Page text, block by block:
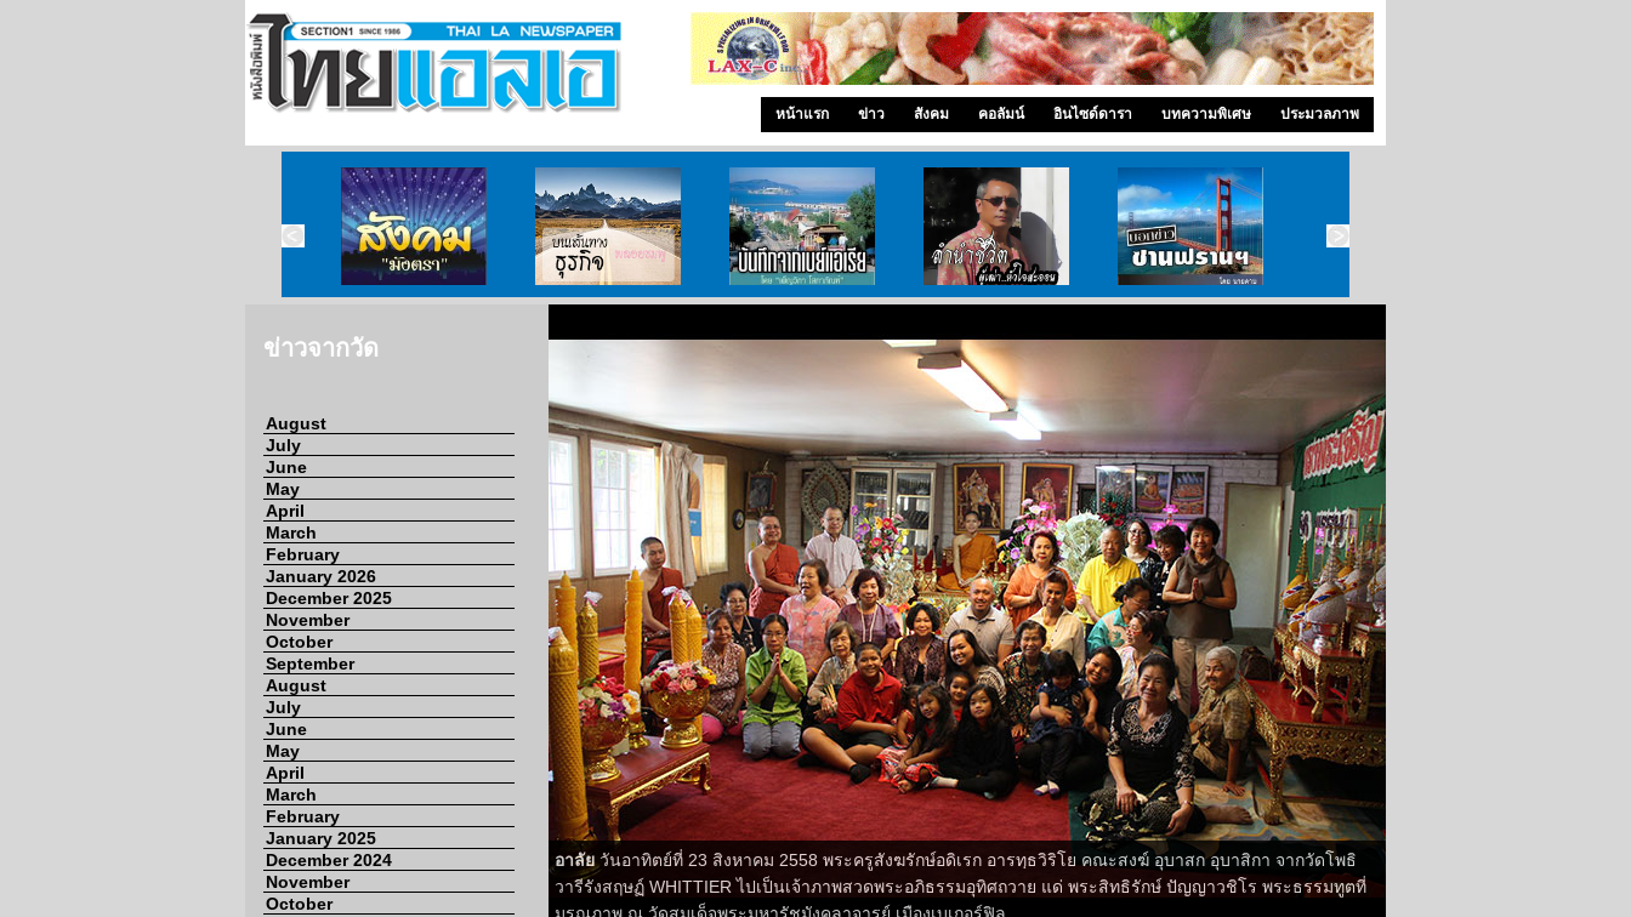
หน้าแรก ข่าว สังคม คอลัมน์ อินไซด์ดารา บทความพิเศษ ประมวลภาพ
สังคมมังตรา บนเส้นทางธุรกิจ บันทึกจากเบย์เอเรีย ลำนำ..ชีวิต บอกข่าว ซานฟราน ท่องไปใน San Francisco
ข่าวจากวัด
August
July
June
May
April
March
February
January 2026
December 2025
November
October
September
August
July
June
May
April
March
February
January 2025
December 2024
November
October
อาลัยวันอาทิตย์ที่ 23 สิงหาคม 2558 พระครูสังฆรักษ์อดิเรก อารทฺธวิริโย คณะสงฆ์ อุบาสก อุบาสิกา จากวัดโพธิ
วารีรังสฤษฏ์ WHITTIER ไปเป็นเจ้าภาพสวดพระอภิธรรมอุทิศถวาย แด่ พระสิทธิรักษ์ ปัญญาวชิโร พระธรรมทูตที่